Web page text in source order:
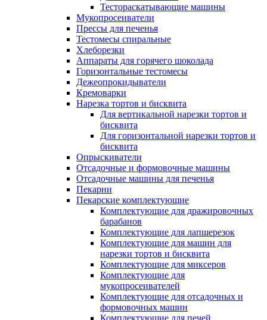
Тестораскатывающие машины
Мукопросеиватели
Прессы для печенья
Тестомесы спиральные
Хлеборезки
Аппараты для горячего шоколада
Горизонтальные тестомесы
Дежеопрокидыватели
Кремоварки
Нарезка тортов и бисквита
Для вертикальной нарезки тортов и
бисквита
Для горизонтальной нарезки тортов и
бисквита
Опрыскиватели
Отсадочные и формовочные машины
Отсадочные машины для печенья
Пекарни
Пекарские комплектующие
Комплектующие для дражировочных
барабанов
Комплектующие для лапшерезок
Комплектующие для машин для
нарезки тортов и бисквита
Комплектующие для миксеров
Комплектующие для
мукопросеивателей
Комплектующие для отсадочных и
формовочных машин
Комплектующие для печей